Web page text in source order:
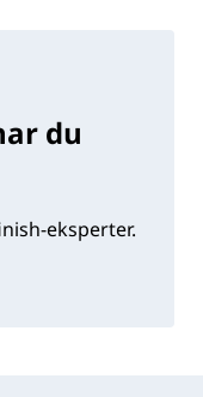
du
eksperter.